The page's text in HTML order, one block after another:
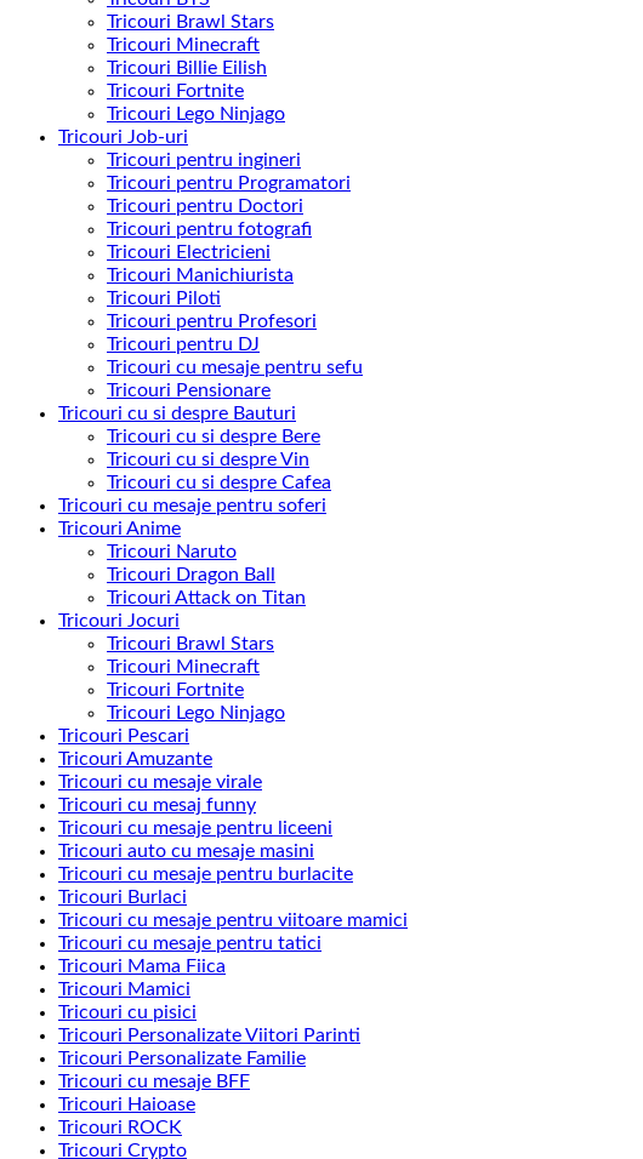
Tricouri Brawl Stars
Tricouri Minecraft
Tricouri Billie Eilish
Tricouri Fortnite
Tricouri Lego Ninjago
Tricouri Job-uri
Tricouri pentru ingineri
Tricouri pentru Programatori
Tricouri pentru Doctori
Tricouri pentru fotografi
Tricouri Electricieni
Tricouri Manichiurista
Tricouri Piloti
Tricouri pentru Profesori
Tricouri pentru DJ
Tricouri cu mesaje pentru sefu
Tricouri Pensionare
Tricouri cu si despre Bauturi
Tricouri cu si despre Bere
Tricouri cu si despre Vin
Tricouri cu si despre Cafea
Tricouri cu mesaje pentru soferi
Tricouri Anime
Tricouri Naruto
Tricouri Dragon Ball
Tricouri Attack on Titan
Tricouri Jocuri
Tricouri Brawl Stars
Tricouri Minecraft
Tricouri Fortnite
Tricouri Lego Ninjago
Tricouri Pescari
Tricouri Amuzante
Tricouri cu mesaje virale
Tricouri cu mesaj funny
Tricouri cu mesaje pentru liceeni
Tricouri auto cu mesaje masini
Tricouri cu mesaje pentru burlacite
Tricouri Burlaci
Tricouri cu mesaje pentru viitoare mamici
Tricouri cu mesaje pentru tatici
Tricouri Mama Fiica
Tricouri Mamici
Tricouri cu pisici
Tricouri Personalizate Viitori Parinti
Tricouri Personalizate Familie
Tricouri cu mesaje BFF
Tricouri Haioase
Tricouri ROCK
Tricouri Crypto